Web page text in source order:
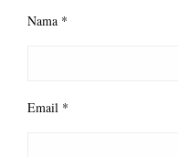
Nama *
Email *